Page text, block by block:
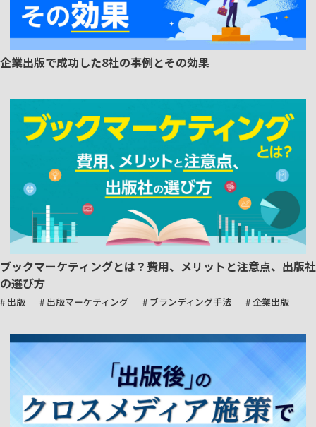
企業出版で成功した8社の事例とその効果
ブックマーケティングとは？費用、メリットと注意点、出版社
の選び方
# 出版 # 出版マーケティング # ブランディング手法 # 企業出版